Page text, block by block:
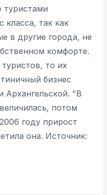
туристами
класса, так как
в другие города, не
комфорте.
то их
бизнес
Архангельской. "В
потом
году прирост
она. Источник: